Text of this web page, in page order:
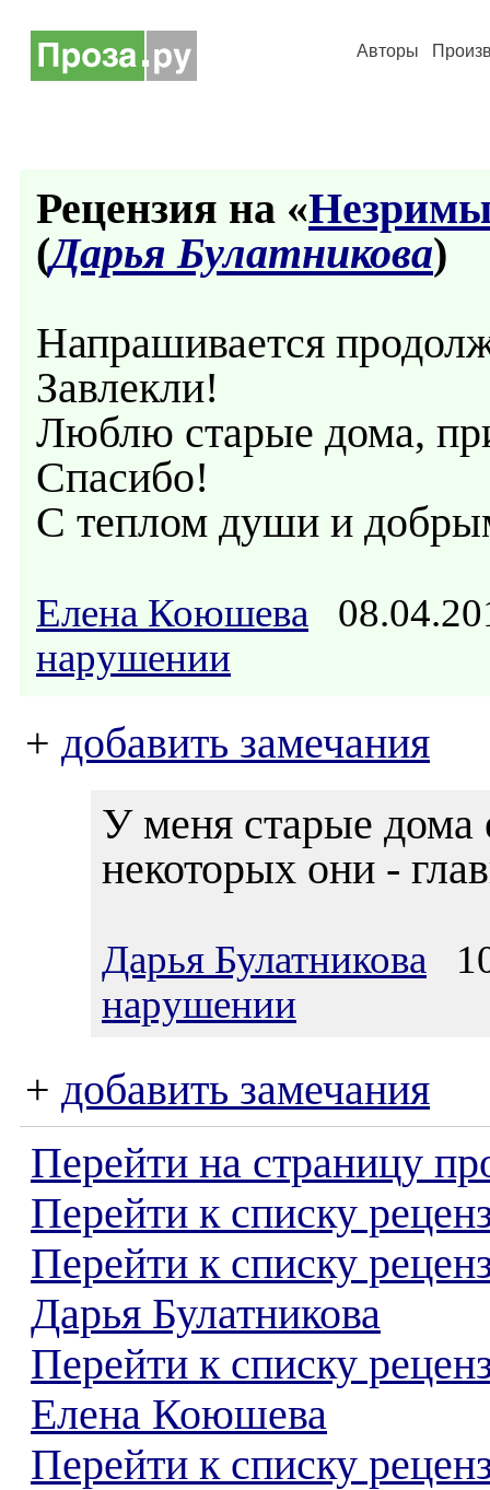
Авторы
Рецензия на «
(Дарья Булатникова)
Напрашивается
Завлекли!
Люблю старые дома,
Спасибо!
С теплом души и
Елена Коюшева
нарушении
+ добавить замечания
У меня старые дома
некоторых они -
Дарья Булатникова
нарушении
+ добавить замечания
Перейти на страницу
Перейти к списку
Перейти к списку
Дарья Булатникова
Перейти к списку
Елена Коюшева
Перейти к списку